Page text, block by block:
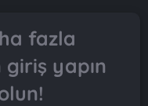
fazla
yapın